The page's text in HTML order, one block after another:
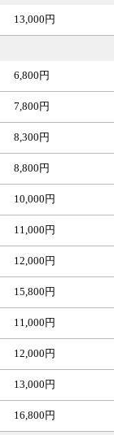
13,000円
6,800円
7,800円
8,300円
8,800円
10,000円
11,000円
12,000円
15,800円
11,000円
12,000円
13,000円
16,800円